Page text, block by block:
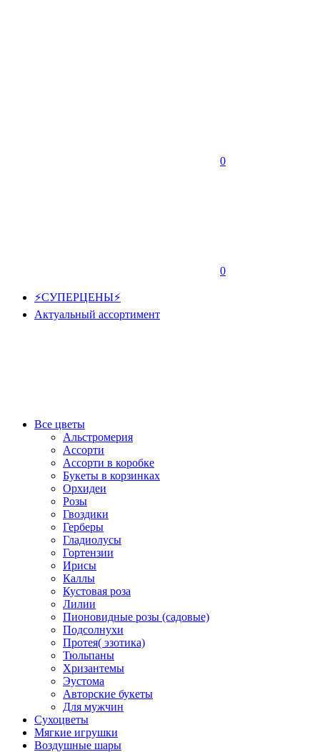
0
0
⚡СУПЕРЦЕНЫ⚡
Актуальный ассортимент
Все цветы
Альстромерия
Ассорти
Ассорти в коробке
Букеты в корзинках
Орхидеи
Розы
Гвоздики
Герберы
Гладиолусы
Гортензии
Ирисы
Каллы
Кустовая роза
Лилии
Пионовидные розы (садовые)
Подсолнухи
Протея( эзотика)
Тюльпаны
Хризантемы
Эустома
Авторские букеты
Для мужчин
Сухоцветы
Мягкие игрушки
Воздушные шары